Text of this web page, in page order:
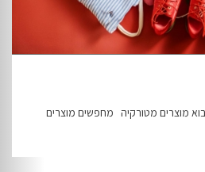
מוצרים מטורקיה מחפשים מוצרים